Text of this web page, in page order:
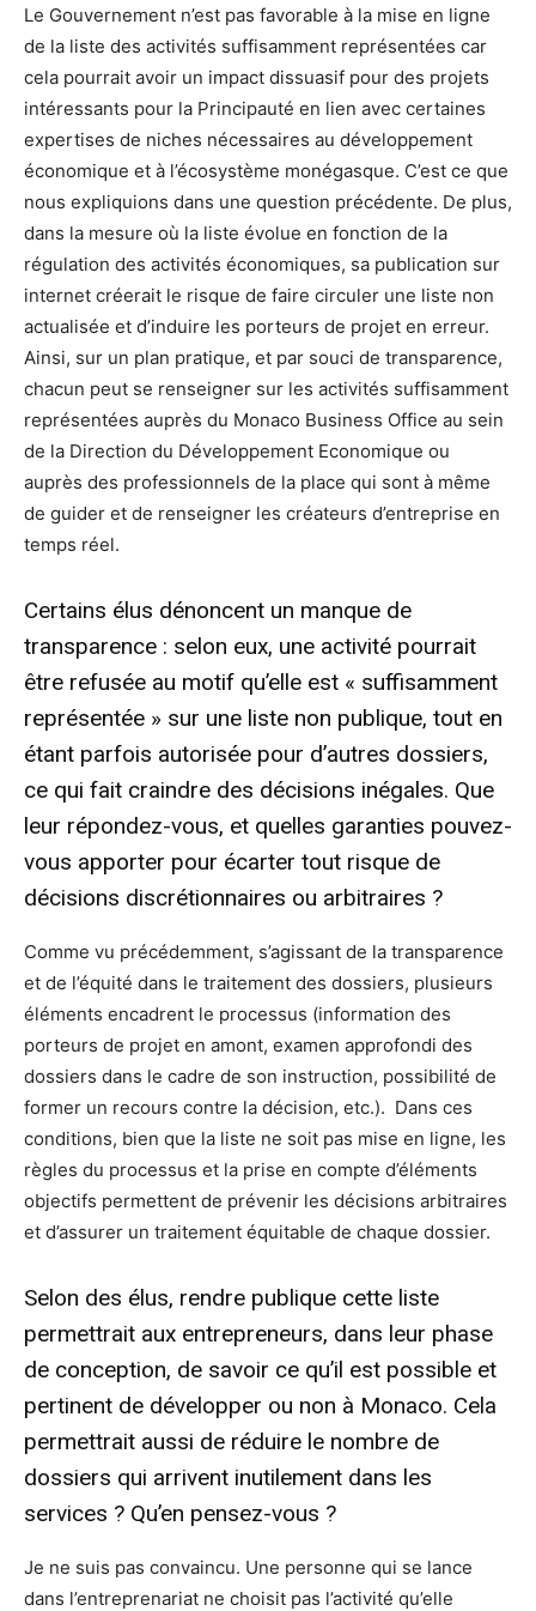
Le Gouvernement n’est pas favorable à la mise en ligne
de la liste des activités suffisamment représentées car
cela pourrait avoir un impact dissuasif pour des projets
intéressants pour la Principauté en lien avec certaines
expertises de niches nécessaires au développement
économique et à l’écosystème monégasque. C’est ce que
nous expliquions dans une question précédente. De plus,
dans la mesure où la liste évolue en fonction de la
régulation des activités économiques, sa publication sur
internet créerait le risque de faire circuler une liste non
actualisée et d’induire les porteurs de projet en erreur.
Ainsi, sur un plan pratique, et par souci de transparence,
chacun peut se renseigner sur les activités suffisamment
représentées auprès du Monaco Business Office au sein
de la Direction du Développement Economique ou
auprès des professionnels de la place qui sont à même
de guider et de renseigner les créateurs d’entreprise en
temps réel.
Certains élus dénoncent un manque de
transparence : selon eux, une activité pourrait
être refusée au motif qu’elle est « suffisamment
représentée » sur une liste non publique, tout en
étant parfois autorisée pour d’autres dossiers,
ce qui fait craindre des décisions inégales. Que
leur répondez-vous, et quelles garanties pouvez-
vous apporter pour écarter tout risque de
décisions discrétionnaires ou arbitraires ?
Comme vu précédemment, s’agissant de la transparence
et de l’équité dans le traitement des dossiers, plusieurs
éléments encadrent le processus (information des
porteurs de projet en amont, examen approfondi des
dossiers dans le cadre de son instruction, possibilité de
former un recours contre la décision, etc.). Dans ces
conditions, bien que la liste ne soit pas mise en ligne, les
règles du processus et la prise en compte d’éléments
objectifs permettent de prévenir les décisions arbitraires
et d’assurer un traitement équitable de chaque dossier.
Selon des élus, rendre publique cette liste
permettrait aux entrepreneurs, dans leur phase
de conception, de savoir ce qu’il est possible et
pertinent de développer ou non à Monaco. Cela
permettrait aussi de réduire le nombre de
dossiers qui arrivent inutilement dans les
services ? Qu’en pensez-vous ?
Je ne suis pas convaincu. Une personne qui se lance
dans l’entreprenariat ne choisit pas l’activité qu’elle